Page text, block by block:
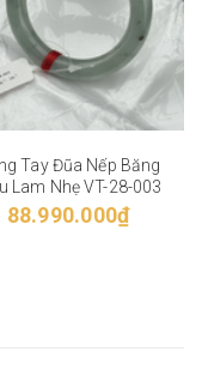
Tay Đũa Nếp Băng
Lam Nhẹ VT-28-003
88.990.000₫